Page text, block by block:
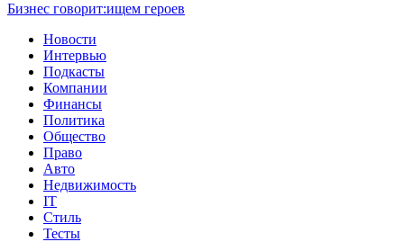
Бизнес говорит:ищем героев
Новости
Интервью
Подкасты
Компании
Финансы
Политика
Общество
Право
Авто
Недвижимость
IT
Стиль
Тесты